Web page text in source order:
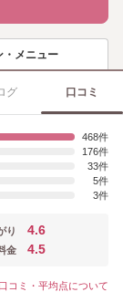
・メニュー
グ 口コミ
468
176
33
5
3
り 4.6
金 4.5
口コミ・平均点について